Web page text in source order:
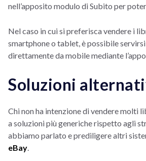
nell’apposito modulo di Subito per poter
Nel caso in cui si preferisca vendere i
smartphone o tablet, è possibile
direttamente da mobile mediante
Soluzioni
Chi non ha intenzione di vendere molti
a soluzioni più generiche rispetto agli
abbiamo parlato e prediligere altri
eBay